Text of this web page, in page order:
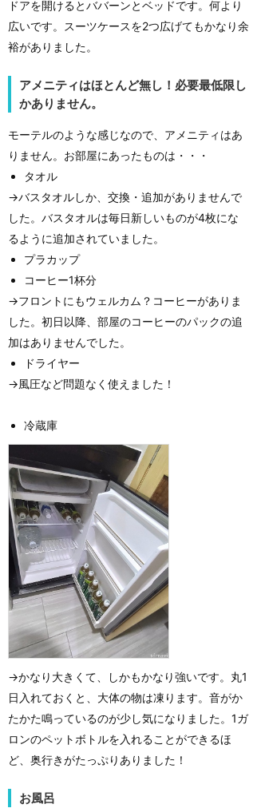
ドアを開けるとババーンとベッドです。何より
広いです。スーツケースを2つ広げてもかなり余
裕がありました。
アメニティはほとんど無し！必要最低限し
かありません。
モーテルのような感じなので、アメニティはあ
りません。お部屋にあったものは・・・
タオル
→バスタオルしか、交換・追加がありませんで
した。バスタオルは毎日新しいものが4枚にな
るように追加されていました。
プラカップ
コーヒー1杯分
→フロントにもウェルカム？コーヒーがありま
した。初日以降、部屋のコーヒーのパックの追
加はありませんでした。
ドライヤー
→風圧など問題なく使えました！
冷蔵庫
→かなり大きくて、しかもかなり強いです。丸1
日入れておくと、大体の物は凍ります。音がか
たかた鳴っているのが少し気になりました。1ガ
ロンのペットボトルを入れることができるほ
ど、奥行きがたっぷりありました！
お風呂